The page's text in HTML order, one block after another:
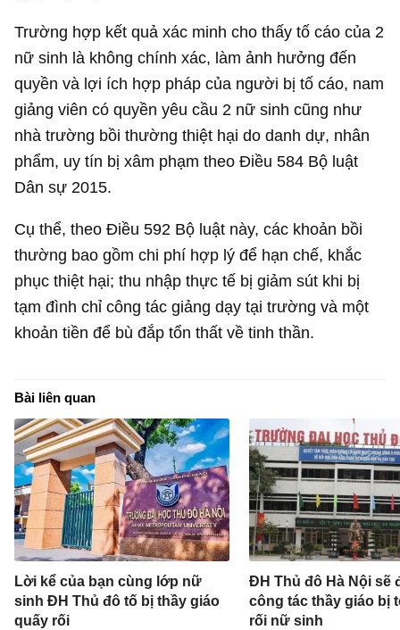
Trường hợp kết quả xác minh cho thấy tố cáo của 2
nữ sinh là không chính xác, làm ảnh hưởng đến
quyền và lợi ích hợp pháp của người bị tố cáo, nam
giảng viên có quyền yêu cầu 2 nữ sinh cũng như
nhà trường bồi thường thiệt hại do danh dự, nhân
phẩm, uy tín bị xâm phạm theo Điều 584 Bộ luật
Dân sự 2015.
Cụ thể, theo Điều 592 Bộ luật này, các khoản bồi
thường bao gồm chi phí hợp lý để hạn chế, khắc
phục thiệt hại; thu nhập thực tế bị giảm sút khi bị
tạm đình chỉ công tác giảng dạy tại trường và một
khoản tiền để bù đắp tổn thất về tinh thần.
Bài liên quan
Lời kể của bạn cùng lớp nữ
sinh ĐH Thủ đô tố bị thầy giáo
quấy rối
ĐH Thủ đô Hà Nội sẽ
công tác thầy giáo bị
rối nữ sinh